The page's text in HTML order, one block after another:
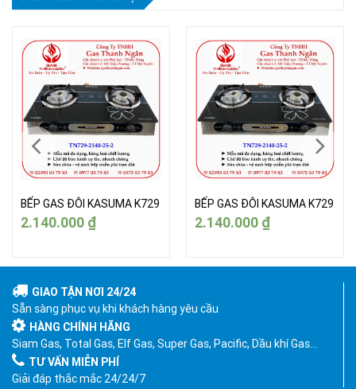
BẾP GAS ĐÔI KASUMA K729
2.140.000 ₫
BẾP GAS ĐÔI KASUMA K729
2.140.000 ₫
GIAO TẬN NƠI 24/24
Sẵn sàng phục vụ khi khách hàng yêu cầu
HÀNG CHÍNH HÃNG
Siam Gas, Total Gas, Elf Gas, Super Gas, Pacific, Dầu khí Gas…
TƯ VẤN MIỄN PHÍ
Giải đáp thắc mắc 24/24/7